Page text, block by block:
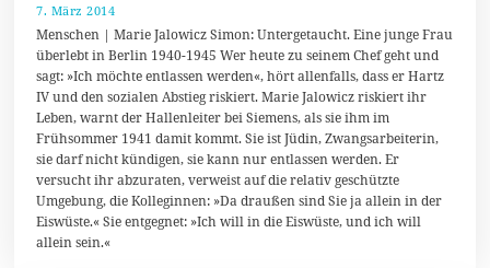
7. März 2014
3
.
M
ä
r
2
0
1
4
Menschen | Marie Jalowicz Simon: Untergetaucht. Eine junge Frau
überlebt in Berlin 1940-1945 Wer heute zu seinem Chef geht und
sagt: »Ich möchte entlassen werden«, hört allenfalls, dass er Hartz
IV und den sozialen Abstieg riskiert. Marie Jalowicz riskiert ihr
Leben, warnt der Hallenleiter bei Siemens, als sie ihm im
Frühsommer 1941 damit kommt. Sie ist Jüdin, Zwangsarbeiterin,
sie darf nicht kündigen, sie kann nur entlassen werden. Er
versucht ihr abzuraten, verweist auf die relativ geschützte
Umgebung, die Kolleginnen: »Da draußen sind Sie ja allein in der
Eiswüste.« Sie entgegnet: »Ich will in die Eiswüste, und ich will
allein sein.«